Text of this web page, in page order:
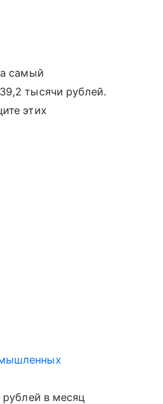
а самый
тысячи рублей.
этих
в месяц